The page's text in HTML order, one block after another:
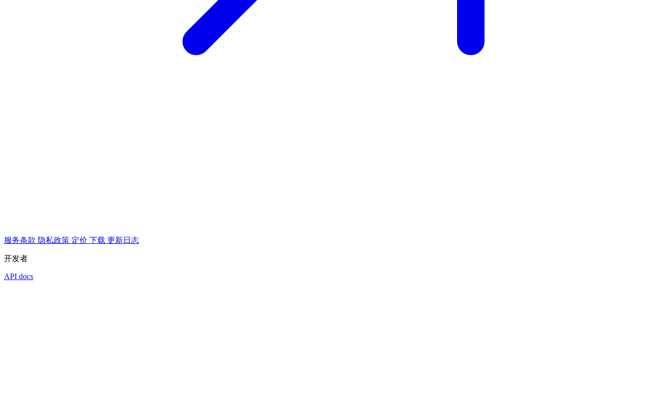
服务条款 隐私政策 定价 下载 更新日志
开发者
API docs